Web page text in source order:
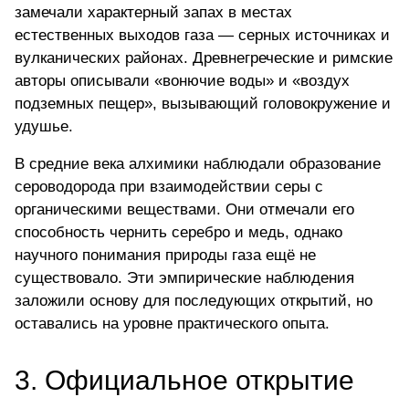
замечали характерный запах в местах
естественных выходов газа — серных источниках и
вулканических районах. Древнегреческие и римские
авторы описывали «вонючие воды» и «воздух
подземных пещер», вызывающий головокружение и
удушье.
В средние века алхимики наблюдали образование
сероводорода при взаимодействии серы с
органическими веществами. Они отмечали его
способность чернить серебро и медь, однако
научного понимания природы газа ещё не
существовало. Эти эмпирические наблюдения
заложили основу для последующих открытий, но
оставались на уровне практического опыта.
3. Официальное открытие